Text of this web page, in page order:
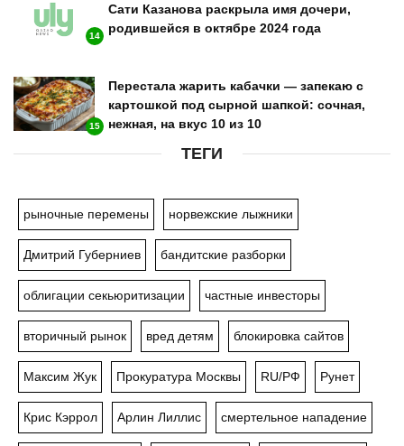
14
Сати Казанова раскрыла имя дочери,
родившейся в октябре 2024 года
15
Перестала жарить кабачки — запекаю с
картошкой под сырной шапкой: сочная,
нежная, на вкус 10 из 10
ТЕГИ
рыночные перемены норвежские лыжники
Дмитрий Губерниев бандитские разборки
облигации секьюритизации частные инвесторы
вторичный рынок вред детям блокировка сайтов
Максим Жук Прокуратура Москвы RU/РФ Рунет
Крис Кэррол Арлин Лиллис смертельное нападение